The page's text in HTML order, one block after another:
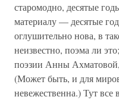
старомодно, десятые
материалу — десятые
оглушительно нова, в
неизвестно, поэма ли
поэзии Анны
(Может быть, и для
невежественна.) Тут